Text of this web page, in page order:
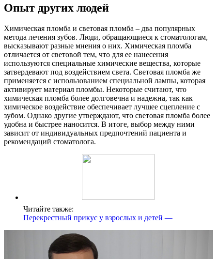
Опыт других людей
Химическая пломба и световая пломба – два популярных
метода лечения зубов. Люди, обращающиеся к стоматологам,
высказывают разные мнения о них. Химическая пломба
отличается от световой тем, что для ее нанесения
используются специальные химические вещества, которые
затвердевают под воздействием света. Световая пломба же
применяется с использованием специальной лампы, которая
активирует материал пломбы. Некоторые считают, что
химическая пломба более долговечна и надежна, так как
химическое воздействие обеспечивает лучшее сцепление с
зубом. Однако другие утверждают, что световая пломба более
удобна и быстрее наносится. В итоге, выбор между ними
зависит от индивидуальных предпочтений пациента и
рекомендаций стоматолога.
Читайте также:
Перекрестный прикус у взрослых и детей —